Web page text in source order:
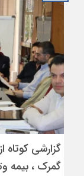
گزارشی
گمرک ، بیمه